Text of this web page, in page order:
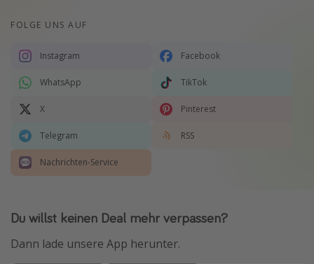
FOLGE UNS AUF
Instagram Facebook
WhatsApp TikTok
X Pinterest
Telegram RSS
Nachrichten-Service
Du willst keinen Deal mehr verpassen?
Dann lade unsere App herunter.